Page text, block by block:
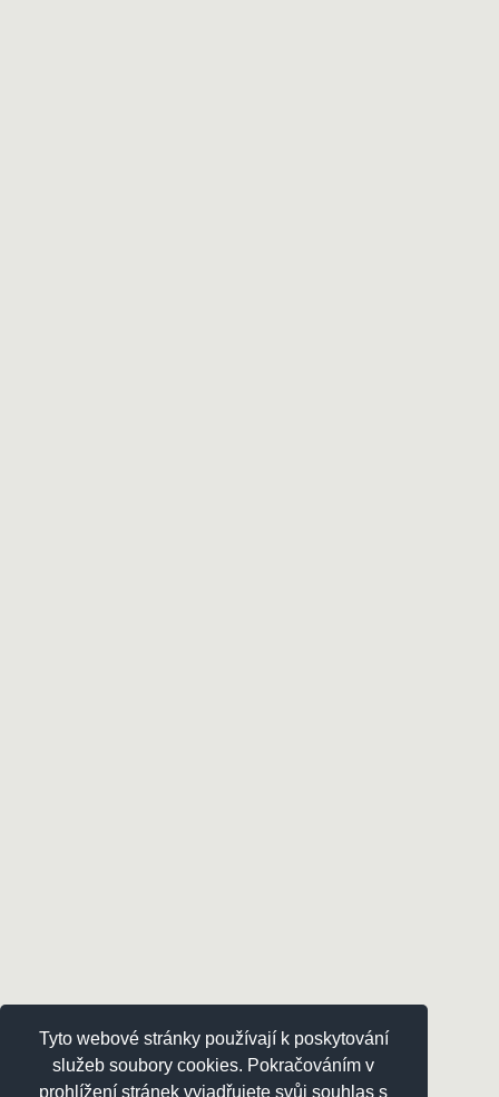
Tyto webové stránky používají k poskytování
služeb soubory cookies. Pokračováním v
prohlížení stránek vyjadřujete svůj souhlas s